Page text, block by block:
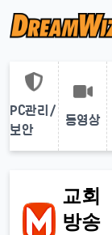
PC관리/
보안
동영상
교회
방송